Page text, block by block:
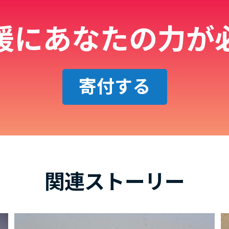
にあなたの力が
寄付する
関連ストーリー